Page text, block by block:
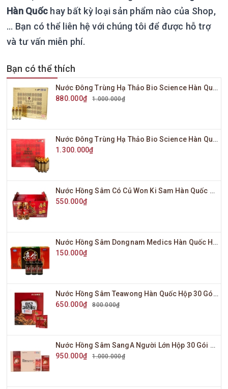
Hàn Quốc hay bất kỳ loại sản phẩm nào của Shop,
… Bạn có thể liên hệ với chúng tôi để được hỗ trợ
và tư vấn miễn phí.
Bạn có thể thích
Nước Đông Trùng Hạ Thảo Bio Science Hàn Quốc Hộp Vàng 20 Ống x 20ml
880.000₫
1.000.000₫
Nước Đông Trùng Hạ Thảo Bio Science Hàn Quốc Hộp Đỏ 20 Ống x 20ml
1.300.000₫
Nước Hồng Sâm Có Củ Won Ki Sam Hàn Quốc Hộp 10 Chai x 120ml
550.000₫
Nước Hồng Sâm Dongnam Medics Hàn Quốc Hộp 10 Chai x 100ml
150.000₫
Nước Hồng Sâm Teawong Hàn Quốc Hộp 30 Gói x 70ml
650.000₫
800.000₫
Nước Hồng Sâm SangA Người Lớn Hộp 30 Gói x 10ml
950.000₫
1.000.000₫